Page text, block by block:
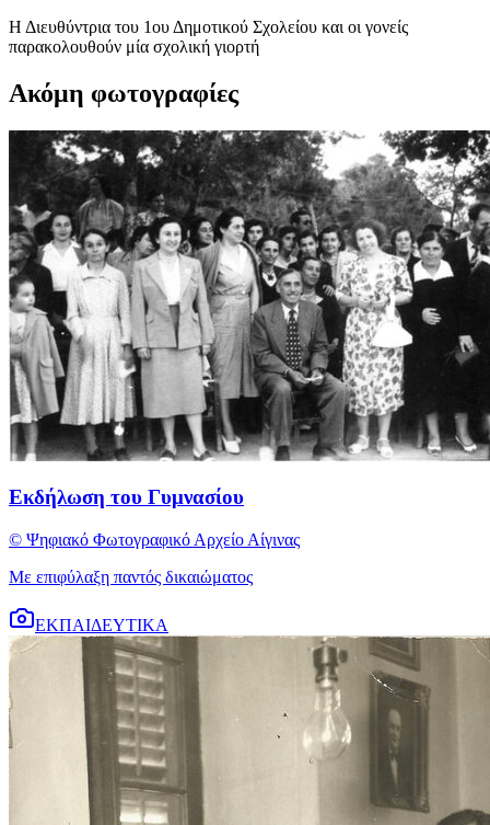
Η Διευθύντρια του 1ου Δημοτικού Σχολείου και οι γονείς
παρακολουθούν μία σχολική γιορτή
Ακόμη φωτογραφίες
Εκδήλωση του Γυμνασίου
© Ψηφιακό Φωτογραφικό Αρχείο Αίγινας
Με επιφύλαξη παντός δικαιώματος
ΕΚΠΑΙΔΕΥΤΙΚΑ